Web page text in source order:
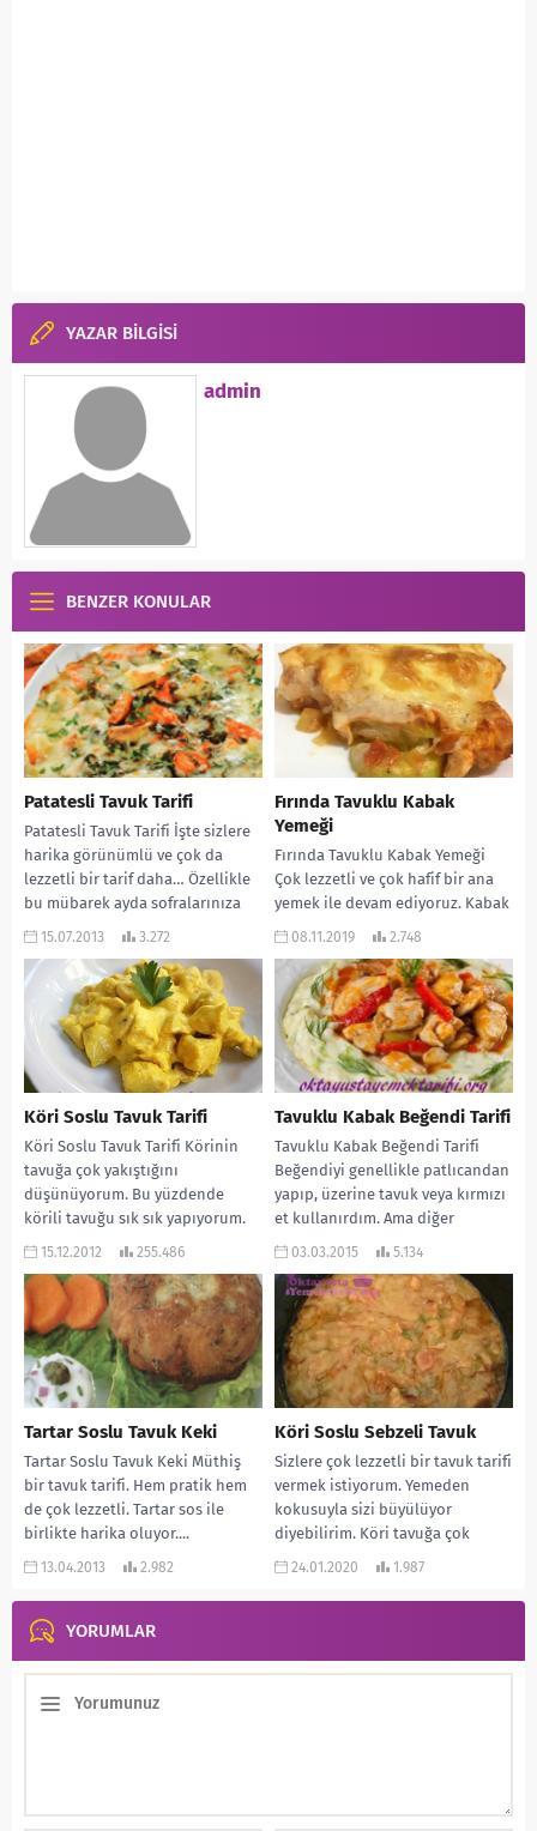
YAZAR BİLGİSİ
admin
BENZER KONULAR
Patatesli Tavuk Tarifi
Patatesli Tavuk Tarifi İşte sizlere
harika görünümlü ve çok da
lezzetli bir tarif daha… Özellikle
bu mübarek ayda sofralarınıza
değişik...
15.07.2013 3.272
Fırında Tavuklu Kabak
Yemeği
Fırında Tavuklu Kabak Yemeği
Çok lezzetli ve çok hafif bir ana
yemek ile devam ediyoruz. Kabak
ve tavuk çok yakışıyor....
08.11.2019 2.748
Köri Soslu Tavuk Tarifi
Köri Soslu Tavuk Tarifi Körinin
tavuğa çok yakıştığını
düşünüyorum. Bu yüzdende
körili tavuğu sık sık yapıyorum.
Aileme hatta yemeğe gelen...
15.12.2012 255.486
Tavuklu Kabak Beğendi Tarifi
Tavuklu Kabak Beğendi Tarifi
Beğendiyi genellikle patlıcandan
yapıp, üzerine tavuk veya kırmızı
et kullanırdım. Ama diğer
sebzelerin de beğendileri hiç...
03.03.2015 5.134
Tartar Soslu Tavuk Keki
Tartar Soslu Tavuk Keki Müthiş
bir tavuk tarifi. Hem pratik hem
de çok lezzetli. Tartar sos ile
birlikte harika oluyor....
13.04.2013 2.982
Köri Soslu Sebzeli Tavuk
Sizlere çok lezzetli bir tavuk tarifi
vermek istiyorum. Yemeden
kokusuyla sizi büyülüyor
diyebilirim. Köri tavuğa çok
yakışan bir baharat. Harika...
24.01.2020 1.987
YORUMLAR